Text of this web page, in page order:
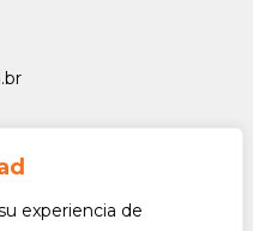
experiencia de